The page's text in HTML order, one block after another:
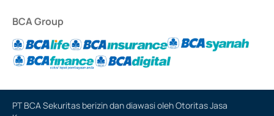
BCA Group
PT BCA Sekuritas berizin dan diawasi oleh Otoritas Jasa